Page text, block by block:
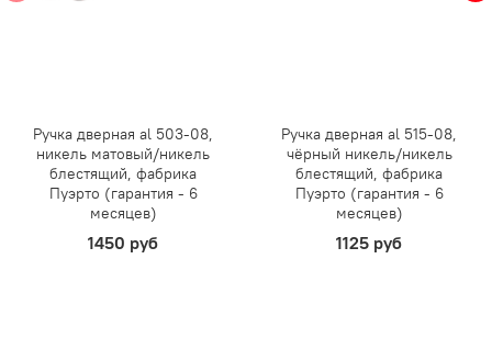
Ручка дверная al 503-08,
никель матовый/никель
блестящий, фабрика
Пуэрто (гарантия - 6
месяцев)
1450 руб
Ручка дверная al 515-08,
чёрный никель/никель
блестящий, фабрика
Пуэрто (гарантия - 6
месяцев)
1125 руб